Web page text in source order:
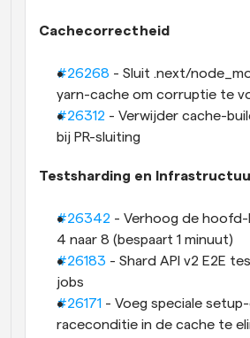
Cachecorrectheid
#26268 - Sluit .next/
yarn-cache om corruptie te
#26312 - Verwijder cache-
bij PR-sluiting
Testsharding en
#26342 - Verhoog de hoofd-
4 naar 8 (bespaart 1 minuut)
#26183 - Shard API v2 E2E
jobs
#26171 - Voeg speciale
raceconditie in de cache te